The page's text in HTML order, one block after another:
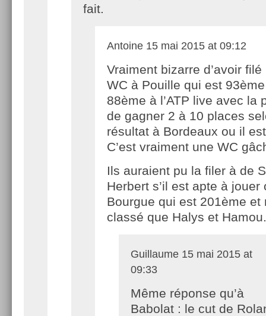
fait.
Antoine 15 mai 2015 at 09:12
Vraiment bizarre d’avoir filé
WC à Pouille qui est
88ème à l’ATP live avec la
de gagner 2 à 10 places
résultat à Bordeaux ou il
C’est vraiment une WC
Ils auraient pu la filer à de
Herbert s’il est apte à jouer
Bourgue qui est 201ème et
classé que Halys et
Guillaume 15 mai 2015 at
09:33
Même réponse qu’à
Babolat : le cut de